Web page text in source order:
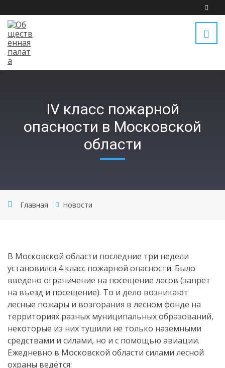
IV класс пожарной
опасности в Московской
области
Главная Новости
В Московской области последние три недели
установился 4 класс пожарной опасности. Было
введено ограничение на посещение лесов (запрет
на въезд и посещение). То и дело возникают
лесные пожары и возгорания в лесном фонде на
территориях разных муниципальных образований,
некоторые из них тушили не только наземными
средствами и силами, но и с помощью авиации.
Ежедневно в Московской области силами лесной
охраны ведётся: